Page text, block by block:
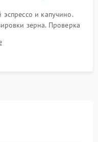
и капучино.
зерна. Проверка
напитка и
посторонних